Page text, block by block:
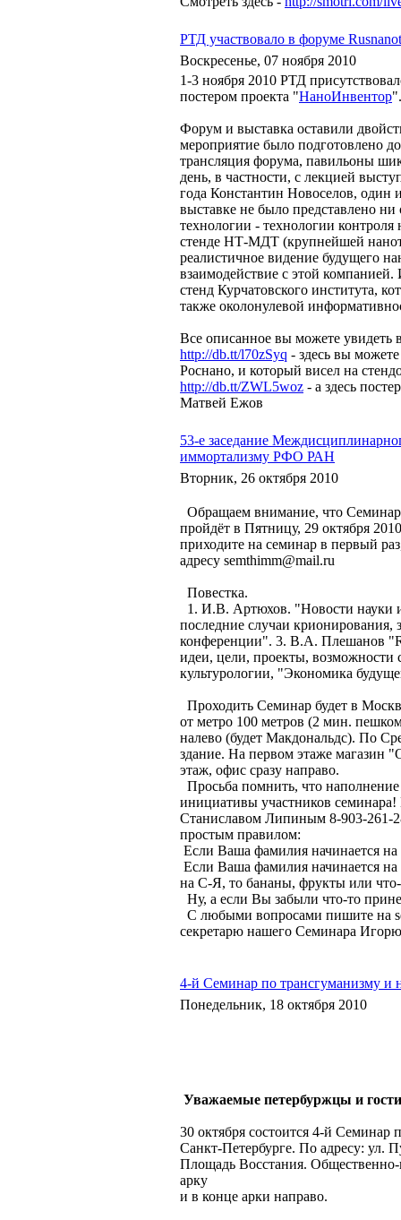
РТД участвовало в форуме
Воскресенье, 07 ноября 2010
1-3 ноября 2010 РТД
постером проекта "НаноИнвентор".
Форум и выставка оставили
мероприятие было подготовлено
трансляция форума, павильоны
день, в частности, с лекцией
года Константин Новоселов, один
выставке не было представлено
технологии - технологии
стенде НТ-МДТ (крупнейшей
реалистичное видение будущего
взаимодействие с этой
стенд Курчатовского института,
также околонулевой
Все описанное вы можете увидеть
http://db.tt/l70zSyq - здесь вы
Роснано, и который висел на
http://db.tt/ZWL5woz - а здесь
Матвей Ежов
53-е заседание
иммортализму РФО РАН
Вторник, 26 октября 2010
Обращаем внимание, что
пройдёт в Пятницу, 29 октября
приходите на семинар в первый
адресу semthimm@mail.ru
Повестка.
1. И.В. Артюхов. "Новости науки
последние случаи
конференции". 3. В.А. Плешанов
идеи, цели, проекты, возможности
культурологии, "Экономика
Проходить Семинар будет в
от метро 100 метров (2 мин.
налево (будет Макдональдс). По
здание. На первом этаже магазин
этаж, офис сразу направо.
Просьба помнить, что наполнение
инициативы участников
Станиславом Липиным 8-903-261-
простым правилом:
Если Ваша фамилия начинается
Если Ваша фамилия начинается
на С-Я, то бананы, фрукты или
Ну, а если Вы забыли что-то
С любыми вопросами пишите на
секретарю нашего Семинара
4-й Семинар по трансгуманизму и
Понедельник, 18 октября 2010
Уважаемые петербуржцы и
30 октября состоится 4-й
Санкт-Петербурге. По адресу: ул.
Площадь Восстания.
арку
и в конце арки направо.